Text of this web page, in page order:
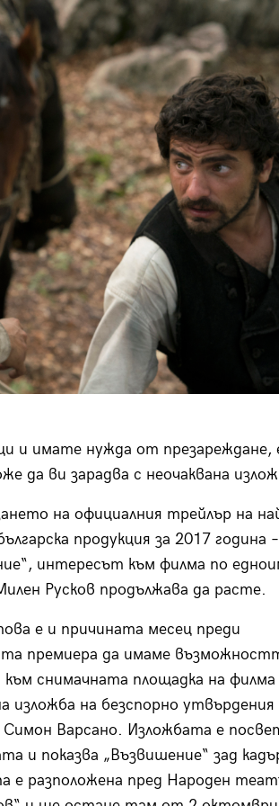
и имате нужда от презареждане,
да ви зарадва с неочаквана
на официалния трейлър на
продукция за 2017 година –
интересът към филма по
Русков продължава да расте.
е и причината месец преди
премиера да имаме
към снимачната площадка на филма
изложба на безспорно утвърдения
Варсано. Изложбата е
и показва „Възвишение“ зад
е разположена пред Народен
29/29